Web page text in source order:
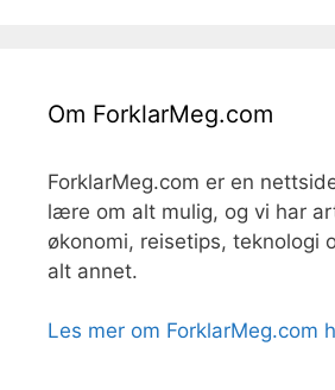
Om ForklarMeg.com
ForklarMeg.com er en
lære om alt mulig, og vi har
økonomi, reisetips, teknologi
alt annet.
Les mer om ForklarMeg.com